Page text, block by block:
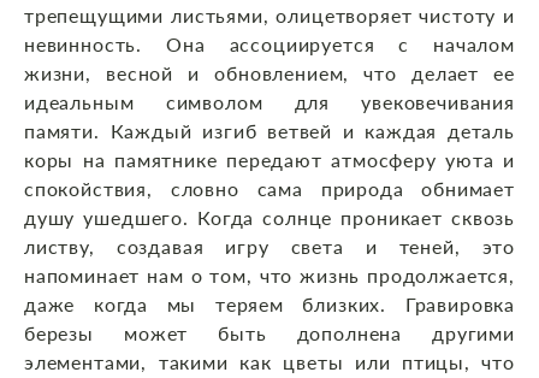
трепещущими листьями, олицетворяет чистоту и
невинность. Она ассоциируется с началом
жизни, весной и обновлением, что делает ее
идеальным символом для увековечивания
памяти. Каждый изгиб ветвей и каждая деталь
коры на памятнике передают атмосферу уюта и
спокойствия, словно сама природа обнимает
душу ушедшего. Когда солнце проникает сквозь
листву, создавая игру света и теней, это
напоминает нам о том, что жизнь продолжается,
даже когда мы теряем близких. Гравировка
березы может быть дополнена другими
элементами, такими как цветы или птицы, что